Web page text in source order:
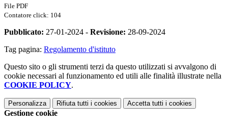
File PDF
Contatore click: 104
Pubblicato: 27-01-2024 - Revisione: 28-09-2024
Tag pagina: Regolamento d'istituto
Questo sito o gli strumenti terzi da questo utilizzati si avvalgono di
cookie necessari al funzionamento ed utili alle finalità illustrate nella
COOKIE POLICY.
Personalizza Rifiuta tutti i cookies Accetta tutti i cookies
Gestione cookie